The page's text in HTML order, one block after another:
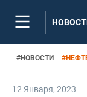
#НОВОСТИ #
12 Января, 2023